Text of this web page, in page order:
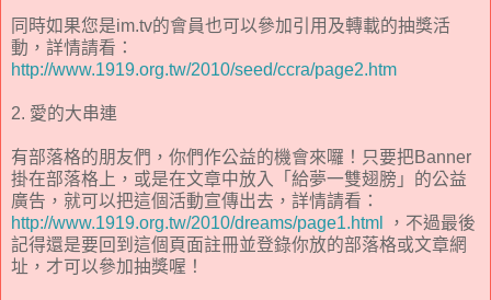
同時如果您是im.tv的會員也可以參加引用及轉載的抽獎活
動，詳情請看：
http://www.1919.org.tw/2010/seed/ccra/page2.htm
2. 愛的大串連
有部落格的朋友們，你們作公益的機會來囉！只要把Banner
掛在部落格上，或是在文章中放入「給夢一雙翅膀」的公益
廣告，就可以把這個活動宣傳出去，詳情請看：
http://www.1919.org.tw/2010/dreams/page1.html
，不過最後
記得還是要回到這個頁面註冊並登錄你放的部落格或文章網
址，才可以參加抽獎喔！